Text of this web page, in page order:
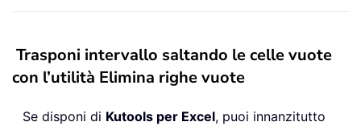
Trasponi intervallo saltando le celle vuote
con l’utilità Elimina righe vuote
Se disponi di Kutools per Excel, puoi innanzitutto